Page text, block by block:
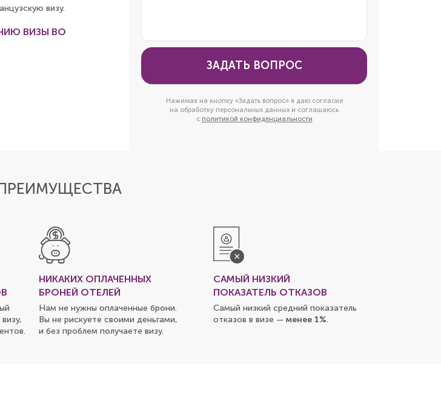
визу.
ВИЗЫ ВО
ЗАДАТЬ ВОПРОС
Нажимая на кнопку «Задать вопрос» я даю согласие
на обработку персональных данных и соглашаюсь
с политикой конфиденциальности
НИКАКИХ ОПЛАЧЕННЫХ
БРОНЕЙ ОТЕЛЕЙ
Нам не нужны оплаченные брони.
Вы не рискуете своими деньгами,
и без проблем получаете визу.
САМЫЙ НИЗКИЙ
ПОКАЗАТЕЛЬ ОТКАЗОВ
Самый низкий средний показатель
отказов в визе —менее 1%.